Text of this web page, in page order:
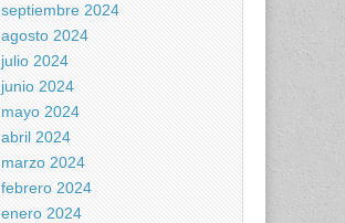
septiembre 2024
agosto 2024
julio 2024
junio 2024
mayo 2024
abril 2024
marzo 2024
febrero 2024
enero 2024